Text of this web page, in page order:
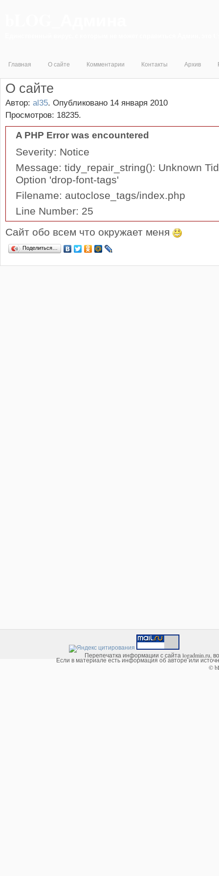
Главная О сайте Комментарии Контакты Архив
О сайте
Автор: al35. Опубликовано 14 января 2010
Просмотров: 18235.
A PHP Error was encountered
Severity: Notice
Message: tidy_repair_string(): Unknown
Option 'drop-font-tags'
Filename: autoclose_tags/index.php
Line Number: 25
Сайт обо всем что окружает меня
Поделиться…
Перепечатка информации с сайта logadmin.ru,
Если в материале есть информация об авторе или
©